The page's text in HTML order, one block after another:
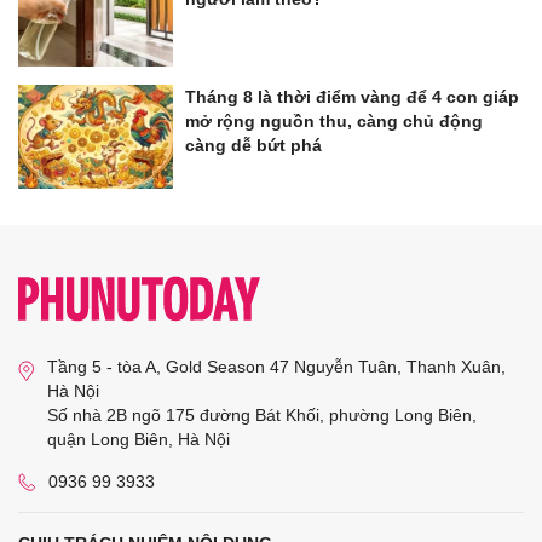
Tháng 8 là thời điểm vàng để 4 con giáp
mở rộng nguồn thu, càng chủ động
càng dễ bứt phá
Tầng 5 - tòa A, Gold Season 47 Nguyễn Tuân, Thanh Xuân,
Hà Nội
Số nhà 2B ngõ 175 đường Bát Khối, phường Long Biên,
quận Long Biên, Hà Nội
0936 99 3933